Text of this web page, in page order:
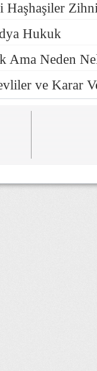
Haşhaşiler
Hukuk
Ama Neden
ve Karar